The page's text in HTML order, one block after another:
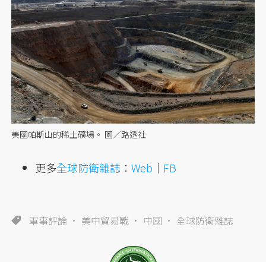
美國帕斯山的稀土礦場。 圖／路透社
更多全球防衛雜誌 ：Web ｜ FB
軍事評論 美中貿易戰 中國 全球防衛雜誌